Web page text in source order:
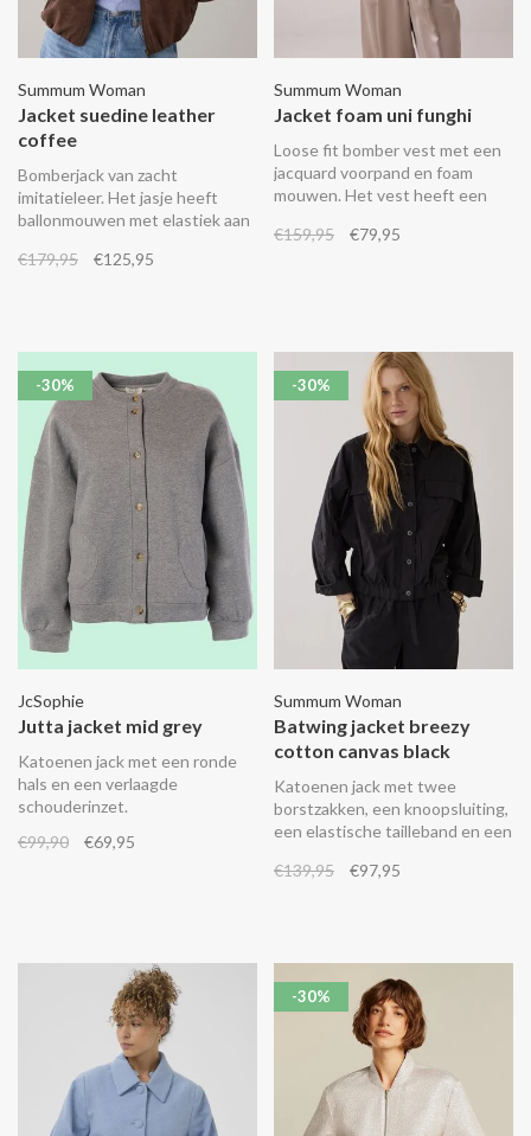
Summum Woman
Jacket suedine leather
coffee
Bomberjack van zacht
imitatieleer. Het jasje heeft
ballonmouwen met elastiek aan
manchetten, strookzakken, een
€179,95 €125,95
Summum Woman
Jacket foam uni funghi
Loose fit bomber vest met een
jacquard voorpand en foam
mouwen. Het vest heeft een
lurex details. Combineer het
€159,95 €79,95
-30%
JcSophie
Jutta jacket mid grey
Katoenen jack met een ronde
hals en een verlaagde
schouderinzet.
€99,90
€69,95
-30%
Summum Woman
Batwing jacket breezy
cotton canvas black
Katoenen jack met twee
borstzakken, een knoopsluiting,
een elastische tailleband en een
Combineer het met de
€139,95 €97,95
-30%